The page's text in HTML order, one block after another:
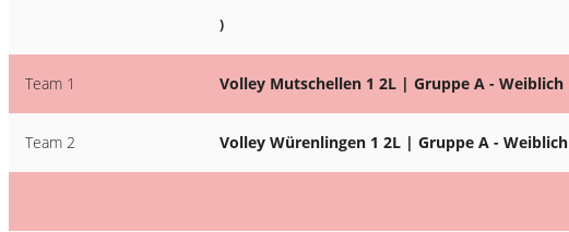
)
Team 1 Volley Mutschellen 1 2L | Gruppe A - Weiblich
Team 2 Volley Würenlingen 1 2L | Gruppe A - Weiblich